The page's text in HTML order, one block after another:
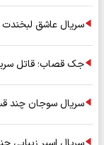
سریال عاشق
جک قصاب؛ قاتل
سریال سوجان چند